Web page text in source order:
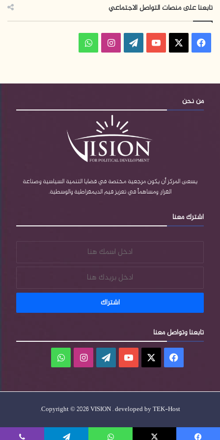
تابعنا على منصات التواصل الاجتماعي
فيسبوك ‫YouTube
‫WordPress
انستقرامواتساب
من نحن
يسعى المركز أن يكون مرجعية مختصة في قضايا التنمية السياسية وصناعة
القرار، ومساهماً في تعزيز قيم الديمقراطية والوسطية.
اشترك معنا
تابعنا وتواصل معنا
فيسبوك ‫YouTube
‫WordPress
انستقرامواتساب
Copyright © 2026 VISION . developed byTEK-Host
.